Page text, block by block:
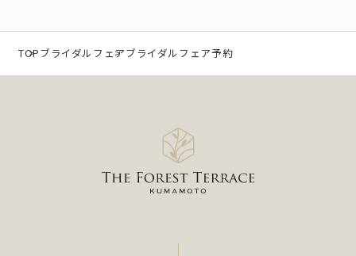
特定するとともに、法で定める場合を除き、その利
用目的の達成に必要な範囲 内において利用いたしま
す。
（1）冠婚葬祭業及び冠婚葬祭の会員募集に関する業
（2）互助会掛金の回収および案内に関する業務
（3）少額短期保険募集代理店としての保険募集およ
TOPブライダルフェアブライダルフェア予約